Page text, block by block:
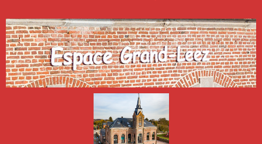
Association "Un enfant, une vie"
Royal Football Club Grand-Leez
Les pêcheurs réunis
Club des Jeunes de Grand-Leez
Nouvelle jeune paume Grand-Leez